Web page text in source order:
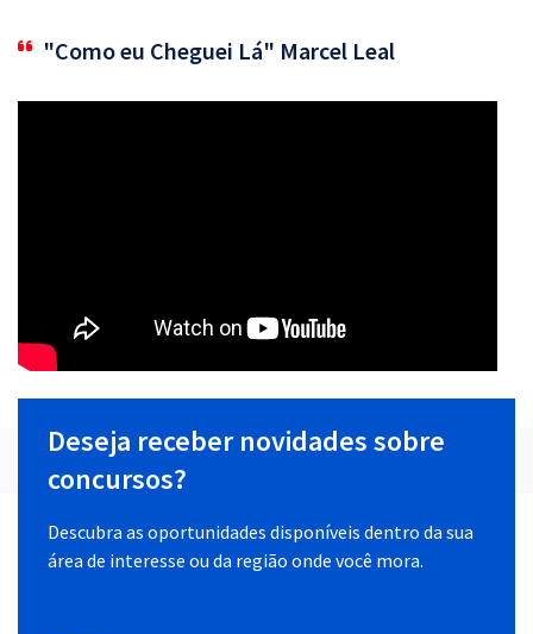
"Como eu Cheguei Lá" Marcel Leal
Deseja receber novidades sobre
concursos?
Descubra as oportunidades disponíveis dentro da sua
área de interesse ou da região onde você mora.